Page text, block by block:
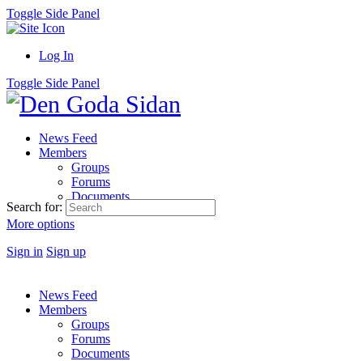
Toggle Side Panel
Log In
Toggle Side Panel
News Feed
Members
Groups
Forums
Documents
More options
Sign in Sign up
Search for:
News Feed
Members
Groups
Forums
Documents